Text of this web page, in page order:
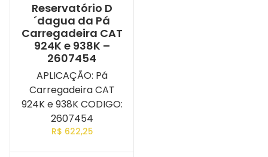
Reservatório D
´dagua da Pá
Carregadeira CAT
924K e 938K –
2607454
APLICAÇÃO: Pá
Carregadeira CAT
924K e 938K CODIGO:
2607454
R$ 622,25